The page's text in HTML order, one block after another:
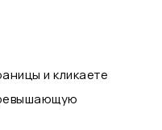
и кликаете